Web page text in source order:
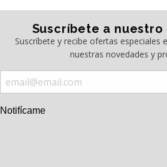
Suscríbete a
Suscríbete y recibe ofertas especiales
nuestras novedades y
Notifícame